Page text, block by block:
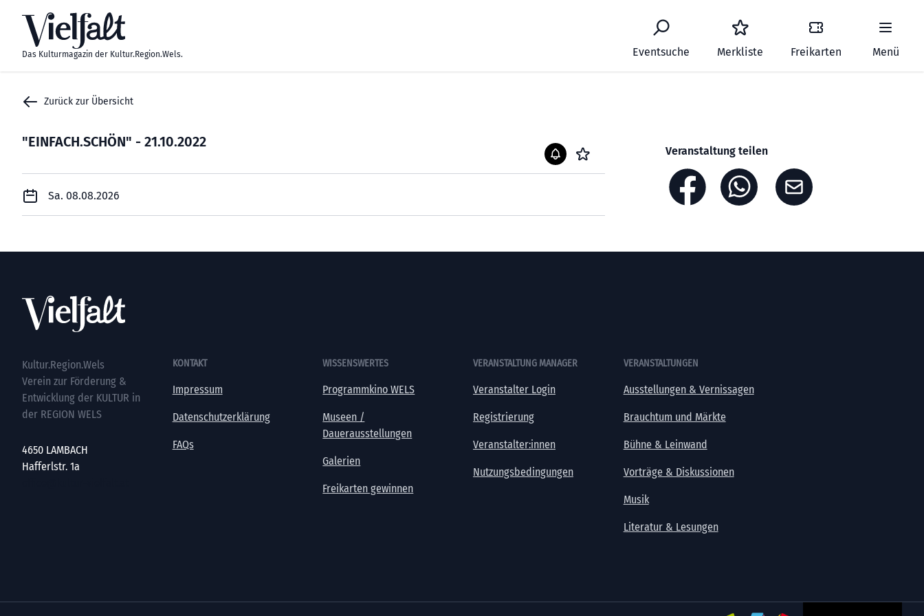
Das Kulturmagazin der Kultur.Region.Wels. Eventsuche Merkliste Freikarten Menü
Zurück zur Übersicht
"EINFACH.SCHÖN" - 21.10.2022
Sa. 08.08.2026
Veranstaltung teilen
Kultur.Region.Wels
Verein zur Förderung &
Entwicklung der KULTUR in
der REGION WELS
4650 LAMBACH
Hafferlstr. 1a
KONTAKT
Impressum
Datenschutzerklärung
FAQs
WISSENSWERTES
Programmkino WELS
Museen /
Dauerausstellungen
Galerien
Freikarten gewinnen
VERANSTALTUNG MANAGER
Veranstalter Login
Registrierung
Veranstalter:innen
Nutzungsbedingungen
VERANSTALTUNGEN
Ausstellungen & Vernissagen
Brauchtum und Märkte
Bühne & Leinwand
Vorträge & Diskussionen
Musik
Literatur & Lesungen